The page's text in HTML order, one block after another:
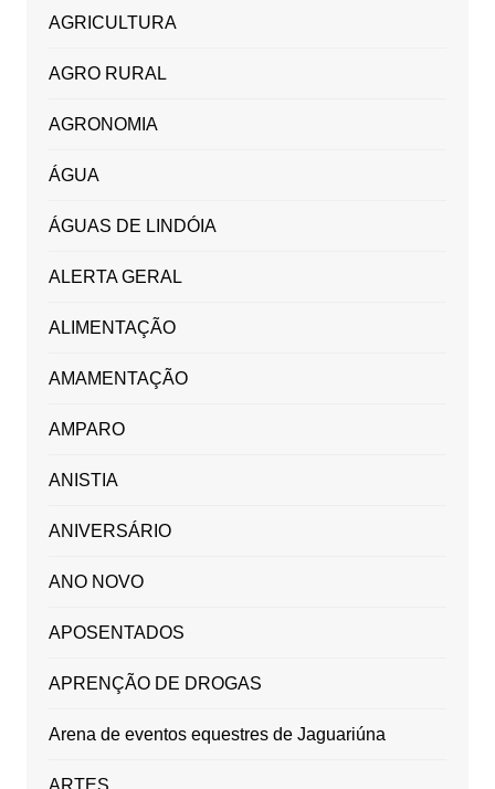
AGRICULTURA
AGRO RURAL
AGRONOMIA
ÁGUA
ÁGUAS DE LINDÓIA
ALERTA GERAL
ALIMENTAÇÃO
AMAMENTAÇÃO
AMPARO
ANISTIA
ANIVERSÁRIO
ANO NOVO
APOSENTADOS
APRENÇÃO DE DROGAS
Arena de eventos equestres de Jaguariúna
ARTES